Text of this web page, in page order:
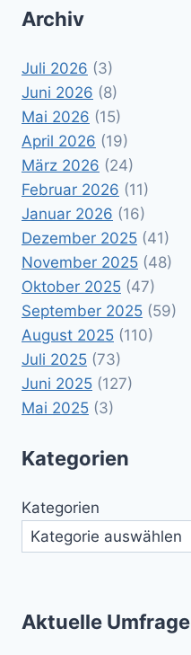
Archiv
Juli 2026 (3)
Juni 2026 (8)
Mai 2026 (15)
April 2026 (19)
März 2026 (24)
Februar 2026 (11)
Januar 2026 (16)
Dezember 2025 (41)
November 2025 (48)
Oktober 2025 (47)
September 2025 (59)
August 2025 (110)
Juli 2025 (73)
Juni 2025 (127)
Mai 2025 (3)
Kategorien
Kategorien
Aktuelle Umfrage